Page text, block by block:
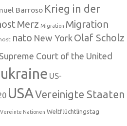
Barroso Krieg in der
Merz Migration Migration
nato New YorkOlaf Scholz
Supreme Court of the United
ukraine US-
USAVereinigte Staaten
Vereinte Nationen Weltflüchtlingstag